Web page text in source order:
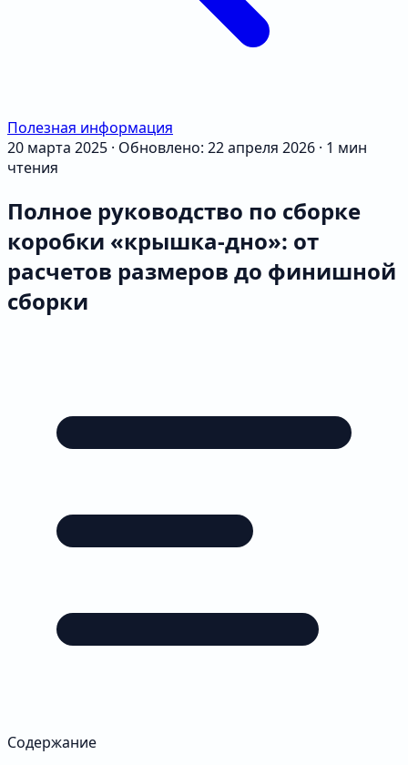
Полезная информация
20 марта 2025 · Обновлено: 22 апреля 2026 · 1 мин
чтения
Полное руководство по сборке
коробки «крышка-дно»: от
расчетов размеров до финишной
сборки
Содержание